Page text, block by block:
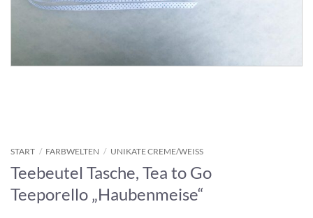
START / FARBWELTEN / UNIKATE CREME/WEISS
Teebeutel Tasche, Tea to Go
Teeporello „Haubenmeise“